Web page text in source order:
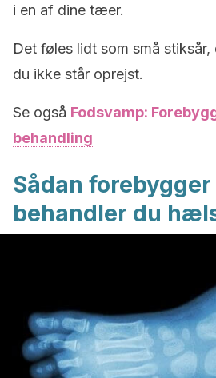
i en af dine tæer.
Det føles lidt som små
du ikke står oprejst.
Se også Fodsvamp:
behandling
Sådan forebygger
behandler du